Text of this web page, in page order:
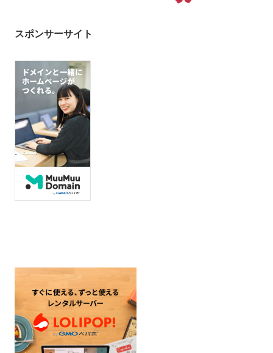
スポンサーサイト